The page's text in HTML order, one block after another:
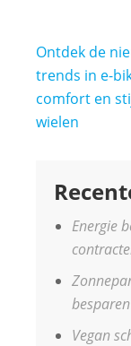
Post
Ontdek de
trends in e-
comfort en
wielen
Energie
Vegan